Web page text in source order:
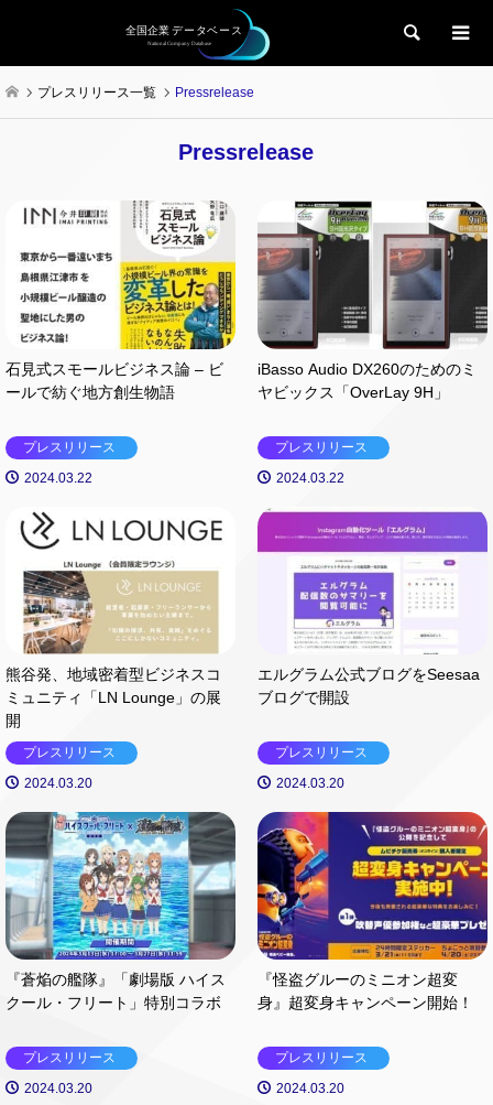
検索
プレスリリース一覧 Pressrelease
Pressrelease
石見式スモールビジネス論 – ビ
ールで紡ぐ地方創生物語
プレスリリース
2024.03.22
iBasso Audio DX260のためのミ
ヤビックス「OverLay 9H」
プレスリリース
2024.03.22
熊谷発、地域密着型ビジネスコ
ミュニティ「LN Lounge」の展
開
プレスリリース
2024.03.20
エルグラム公式ブログをSeesaa
ブログで開設
プレスリリース
2024.03.20
『蒼焔の艦隊』「劇場版 ハイス
クール・フリート」特別コラボ
プレスリリース
2024.03.20
『怪盗グルーのミニオン超変
身』超変身キャンペーン開始！
プレスリリース
2024.03.20